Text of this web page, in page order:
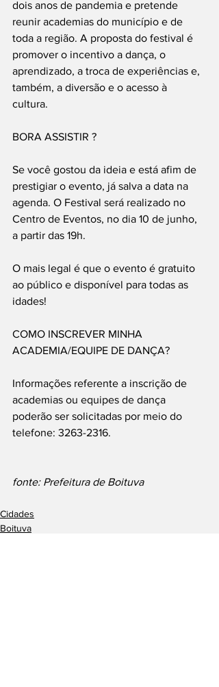
dois anos de pandemia e pretende
reunir academias do município e de
toda a região. A proposta do festival é
promover o incentivo a dança, o
aprendizado, a troca de experiências e,
também, a diversão e o acesso à
cultura.
BORA ASSISTIR ?
Se você gostou da ideia e está afim de
prestigiar o evento, já salva a data na
agenda. O Festival será realizado no
Centro de Eventos, no dia 10 de junho,
a partir das 19h.
O mais legal é que o evento é gratuito
ao público e disponível para todas as
idades!
COMO INSCREVER MINHA
ACADEMIA/EQUIPE DE DANÇA?
Informações referente a inscrição de
academias ou equipes de dança
poderão ser solicitadas por meio do
telefone: 3263-2316.
fonte: Prefeitura de Boituva
Cidades
Boituva